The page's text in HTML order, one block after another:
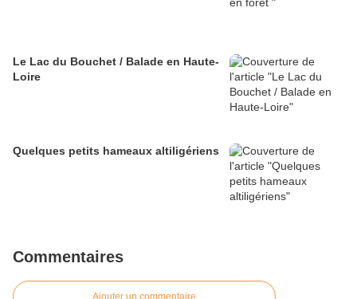
Le Lac du Bouchet / Balade en Haute-
Loire
Quelques petits hameaux altiligériens
Commentaires
Ajouter un commentaire